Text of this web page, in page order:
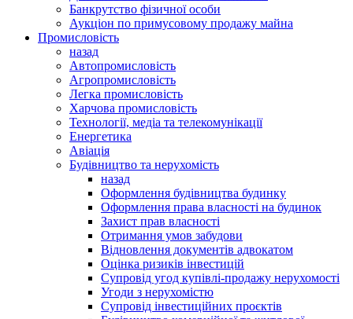
Банкрутство фізичної особи
Аукціон по примусовому продажу майна
Промисловість
назад
Автопромисловість
Агропромисловість
Легка промисловість
Харчова промисловість
Технології, медіа та телекомунікації
Енергетика
Авіація
Будівництво та нерухомість
назад
Оформлення будівництва будинку
Оформлення права власності на будинок
Захист прав власності
Отримання умов забудови
Відновлення документів адвокатом
Оцінка ризиків інвестицій
Супровід угод купівлі-продажу нерухомості
Угоди з нерухомістю
Супровід інвестиційних проєктів